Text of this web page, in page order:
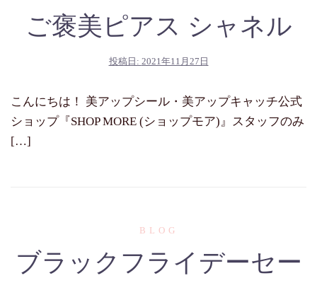
ご褒美ピアス シャネル
投稿日: 2021年11月27日
こんにちは！ 美アップシール・美アップキャッチ公式
ショップ『SHOP MORE (ショップモア)』スタッフのみ
[…]
BLOG
ブラックフライデーセー